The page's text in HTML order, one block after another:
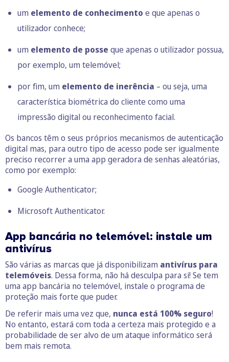
um elemento de conhecimento e que apenas o
utilizador conhece;
um elemento de posse que apenas o utilizador possua,
por exemplo, um telemóvel;
por fim, um elemento de inerência – ou seja, uma
característica biométrica do cliente como uma
impressão digital ou reconhecimento facial.
Os bancos têm o seus próprios mecanismos de autenticação
digital mas, para outro tipo de acesso pode ser igualmente
preciso recorrer a uma app geradora de senhas aleatórias,
como por exemplo:
Google Authenticator;
Microsoft Authenticator.
App bancária no telemóvel: instale um
antivírus
São várias as marcas que já disponibilizam antivírus para
telemóveis. Dessa forma, não há desculpa para si! Se tem
uma app bancária no telemóvel, instale o programa de
proteção mais forte que puder.
De referir mais uma vez que, nunca está 100% seguro!
No entanto, estará com toda a certeza mais protegido e a
probabilidade de ser alvo de um ataque informático será
bem mais remota.